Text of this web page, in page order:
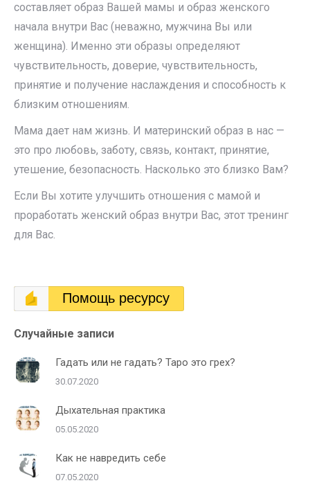
составляет образ Вашей мамы и образ женского
начала внутри Вас (неважно, мужчина Вы или
женщина). Именно эти образы определяют
чувствительность, доверие, чувствительность,
принятие и получение наслаждения и способность к
близким отношениям.
Мама дает нам жизнь. И материнский образ в нас —
это про любовь, заботу, связь, контакт, принятие,
утешение, безопасность. Насколько это близко Вам?
Если Вы хотите улучшить отношения с мамой и
проработать женский образ внутри Вас, этот тренинг
для Вас.
Помощь ресурсу
Случайные записи
Гадать или не гадать? Таро это грех?
30.07.2020
Дыхательная практика
05.05.2020
Как не навредить себе
07.05.2020